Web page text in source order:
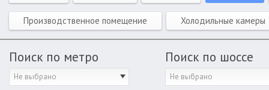
Производственное помещение Холодильные камеры
Поиск по метро
Не выбрано
Поиск по шоссе
Не выбрано